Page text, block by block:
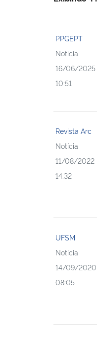
PPGEPT
Notícia
16/06/2025
10:51
Revista Arc
Notícia
11/08/2022
14:32
UFSM
Notícia
14/09/2020
08:05